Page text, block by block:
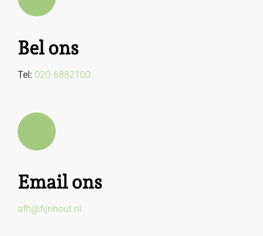
Bel ons
Tel: 020-6882100
Email ons
afh@fijnhout.nl